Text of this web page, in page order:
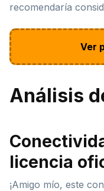
recomendaría
Ver
Análisis
licencia
¡Amigo mío, este